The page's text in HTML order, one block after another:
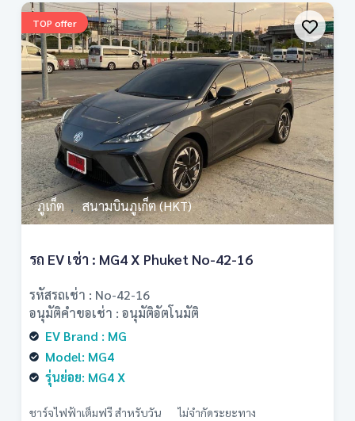
TOP offer
ภูเก็ต , สนามบินภูเก็ต (HKT)
รถ EV เช่า : MG4 X Phuket No-42-16
รหัสรถเช่า : No-42-16
อนุมัติคำขอเช่า : อนุมัติอัตโนมัติ
EV Brand : MG
Model: MG4
รุ่นย่อย: MG4 X
ชาร์จไฟฟ้าเต็มฟรี สำหรับวัน
ไม่จำกัดระยะทาง